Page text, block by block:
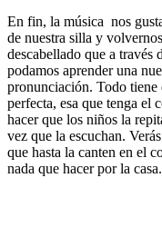
En fin, la música nos
de nuestra silla y
descabellado que a través
podamos aprender una
pronunciación. Todo
perfecta, esa que tenga el
hacer que los niños la
vez que la escuchan.
que hasta la canten en el
nada que hacer por la casa.